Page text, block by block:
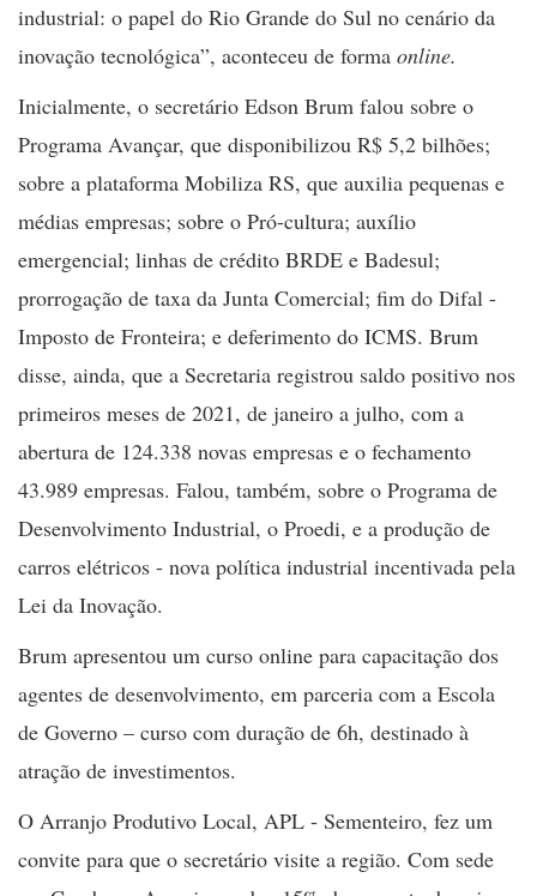
industrial: o papel do Rio Grande do Sul no cenário da
inovação tecnológica”, aconteceu de forma online.
Inicialmente, o secretário Edson Brum falou sobre o
Programa Avançar, que disponibilizou R$ 5,2 bilhões;
sobre a plataforma Mobiliza RS, que auxilia pequenas e
médias empresas; sobre o Pró-cultura; auxílio
emergencial; linhas de crédito BRDE e Badesul;
prorrogação de taxa da Junta Comercial; fim do Difal -
Imposto de Fronteira; e deferimento do ICMS. Brum
disse, ainda, que a Secretaria registrou saldo positivo nos
primeiros meses de 2021, de janeiro a julho, com a
abertura de 124.338 novas empresas e o fechamento
43.989 empresas. Falou, também, sobre o Programa de
Desenvolvimento Industrial, o Proedi, e a produção de
carros elétricos - nova política industrial incentivada pela
Lei da Inovação.
Brum apresentou um curso online para capacitação dos
agentes de desenvolvimento, em parceria com a Escola
de Governo – curso com duração de 6h, destinado à
atração de investimentos.
O Arranjo Produtivo Local, APL - Sementeiro, fez um
convite para que o secretário visite a região. Com sede